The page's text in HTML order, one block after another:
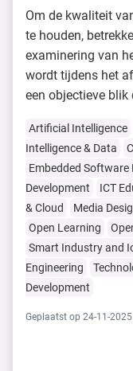
Om de kwaliteit
te houden,
examinering van
wordt tijdens het
een objectieve blik
Artificial Intelligence
Intelligence & Data
Embedded Software
Development
ICT
& Cloud
Media
Open Learning
Smart Industry and
Engineering
Development
Geplaatst op 24-11-2025